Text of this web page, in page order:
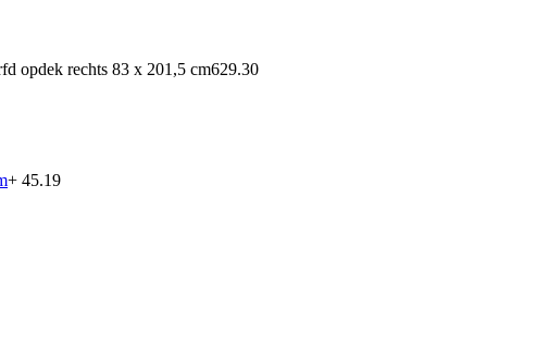
opdek rechts 83 x 201,5 cm629.30
+ 45.19